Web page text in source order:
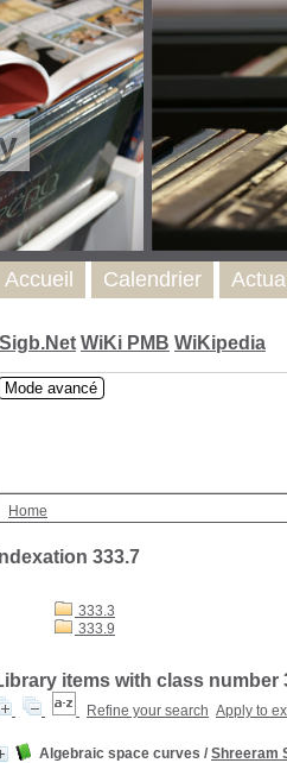
Sigb.Net WiKi PMB WiKipedia
Mode avancé
Home
Indexation 333.7
333.3
333.9
items with class number
Refine your search Apply to
Algebraic space curves / Shreeram
Accueil Calendrier